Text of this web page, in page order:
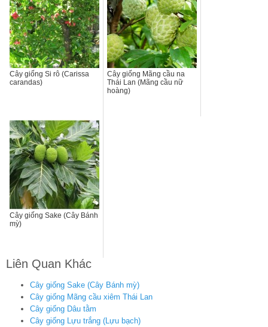
Cây giống Si rô (Carissa
carandas)
Cây giống Mãng cầu na
Thái Lan (Mãng cầu nữ
hoàng)
Cây giống Sake (Cây Bánh
mỳ)
Liên Quan Khác
Cây giống Sake (Cây Bánh mỳ)
Cây giống Mãng cầu xiêm Thái Lan
Cây giống Dâu tằm
Cây giống Lựu trắng (Lựu bạch)